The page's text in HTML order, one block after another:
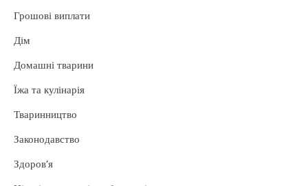
Грошові виплати
Дім
Домашні тварини
Їжа та кулінарія
Тваринництво
Законодавство
Здоров’я